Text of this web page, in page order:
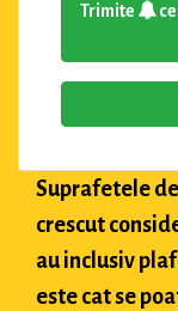
Trimite
Suprafetele
crescut
au inclusiv
este cat se